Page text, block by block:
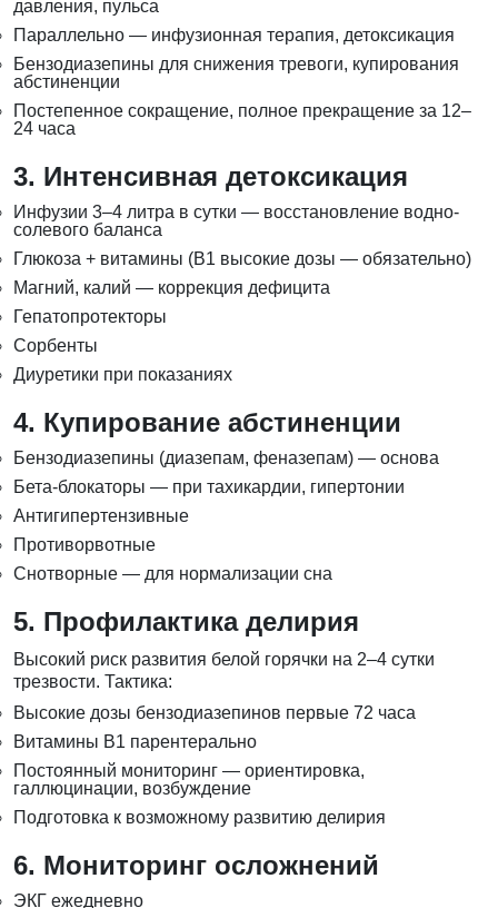
давления, пульса
Параллельно — инфузионная терапия, детоксикация
Бензодиазепины для снижения тревоги, купирования
абстиненции
Постепенное сокращение, полное прекращение за 12–
24 часа
3. Интенсивная детоксикация
Инфузии 3–4 литра в сутки — восстановление водно-
солевого баланса
Глюкоза + витамины (B1 высокие дозы — обязательно)
Магний, калий — коррекция дефицита
Гепатопротекторы
Сорбенты
Диуретики при показаниях
4. Купирование абстиненции
Бензодиазепины (диазепам, феназепам) — основа
Бета-блокаторы — при тахикардии, гипертонии
Антигипертензивные
Противорвотные
Снотворные — для нормализации сна
5. Профилактика делирия
Высокий риск развития белой горячки на 2–4 сутки
трезвости. Тактика:
Высокие дозы бензодиазепинов первые 72 часа
Витамины B1 парентерально
Постоянный мониторинг — ориентировка,
галлюцинации, возбуждение
Подготовка к возможному развитию делирия
6. Мониторинг осложнений
ЭКГ ежедневно